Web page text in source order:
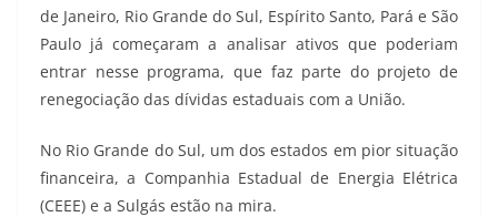
de Janeiro, Rio Grande do Sul, Espírito Santo, Pará e São
Paulo já começaram a analisar ativos que poderiam
entrar nesse programa, que faz parte do projeto de
renegociação das dívidas estaduais com a União.
No Rio Grande do Sul, um dos estados em pior situação
financeira, a Companhia Estadual de Energia Elétrica
(CEEE) e a Sulgás estão na mira.